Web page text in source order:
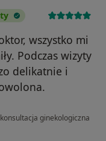
wszystko mi
Podczas wizyty
delikatnie i
konsultacja ginekologiczna